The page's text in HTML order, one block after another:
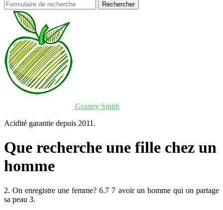
Rechercher
Granny Smith
Acidité garantie depuis 2011.
Que recherche une fille chez un
homme
2. On enregistre une femme? 6.7 7 avoir un homme qui on partage
sa peau 3.